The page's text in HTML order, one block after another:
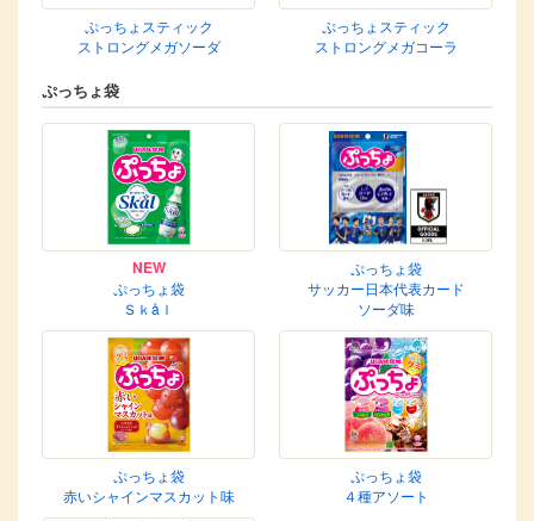
ぷっちょスティック
ストロングメガソーダ
ぷっちょスティック
ストロングメガコーラ
ぷっちょ袋
NEW
ぷっちょ袋
Ｓｋåｌ
ぷっちょ袋
サッカー日本代表カード
ソーダ味
ぷっちょ袋
赤いシャインマスカット味
ぷっちょ袋
４種アソート